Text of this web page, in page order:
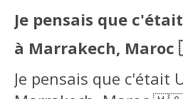
Je pensais que c'était
à Marrakech,
Je pensais que c'était